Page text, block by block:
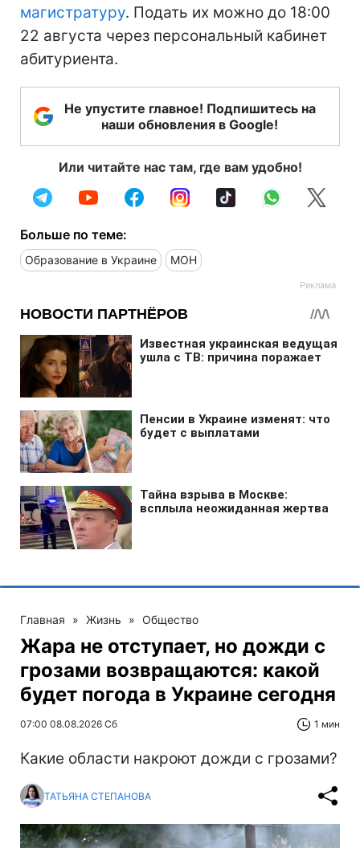
магистратуру. Подать их можно до 18:00
22 августа через персональный кабинет
абитуриента.
Не упустите главное! Подпишитесь на
наши обновления в Google!
Или читайте нас там, где вам удобно!
Больше по теме:
Образование в Украине МОН
Главная » Жизнь » Общество
Жара не отступает, но дожди с
грозами возвращаются: какой
будет погода в Украине сегодня
07:00 08.08.2026 Сб 1 мин
Какие области накроют дожди с грозами?
ТАТЬЯНА СТЕПАНОВА